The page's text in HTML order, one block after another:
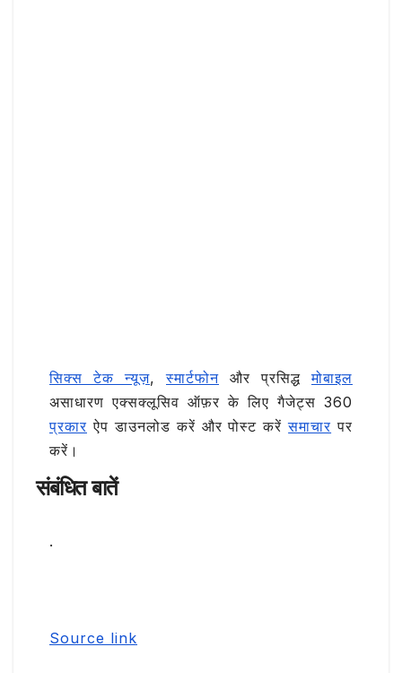
सिक्स टेक न्यूज़,स्मार्टफोन और प्रसिद्धमोबाइल
असाधारण एक्सक्लूसिव ऑफ़र के लिए गैजेट्स 360
प्रकार ऐप डाउनलोड करें और पोस्ट करेंसमाचार पर
करें।
संबंधित बातें
.
Source link